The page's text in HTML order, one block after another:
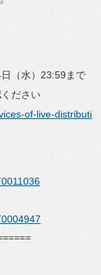
（水）23:59まで
ださい
of-live-distributi